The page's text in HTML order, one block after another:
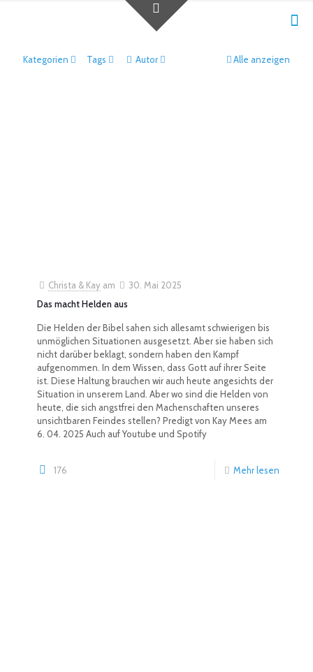
Kategorien Tags Autor Alle anzeigen
Christa & Kay am
30. Mai 2025
Das macht Helden aus
Die Helden der Bibel sahen sich allesamt schwierigen bis
unmöglichen Situationen ausgesetzt. Aber sie haben sich
nicht darüber beklagt, sondern haben den Kampf
aufgenommen. In dem Wissen, dass Gott auf ihrer Seite
ist. Diese Haltung brauchen wir auch heute angesichts der
Situation in unserem Land. Aber wo sind die Helden von
heute, die sich angstfrei den Machenschaften unseres
unsichtbaren Feindes stellen? Predigt von Kay Mees am
6. 04. 2025 Auch auf Youtube und Spotify
176 Mehr lesen